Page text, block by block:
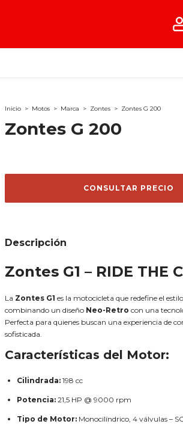
Inicio > Motos > Marca > Zontes > Zontes G 200
Zontes G 200
Descripción
Zontes G1 – RIDE THE
La Zontes G1 es la motocicleta que redefine el
combinando un diseño Neo-Retro con una
Perfecta para quienes buscan una experiencia de
sofisticada.
Características del Motor:
Cilindrada: 198 cc
Potencia: 21,5 HP @ 9000 rpm
Tipo de Motor: Monocilíndrico, 4 válvulas –